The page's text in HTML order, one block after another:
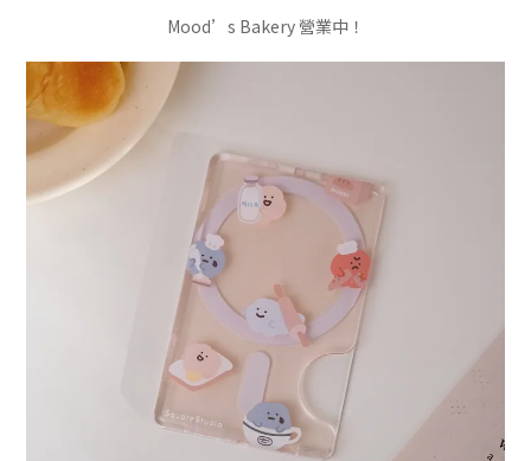
Mood’s Bakery 營業中！